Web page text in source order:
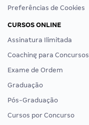
Preferências de Cookies
CURSOS ONLINE
Assinatura Ilimitada
Coaching para Concursos
Exame de Ordem
Graduação
Pós-Graduação
Cursos por Concurso